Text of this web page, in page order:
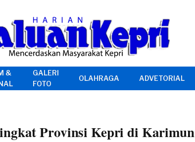
&
GALERI
FOTO
OLAHRAGA ADVETORIAL
Provinsi Kepri di Karimun